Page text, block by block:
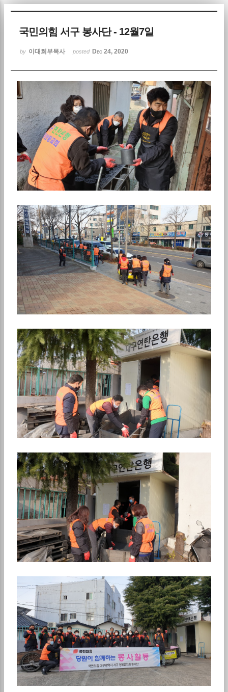
국민의힘 서구 봉사단 - 12월7일
by 이대희부목사 posted Dec 24, 2020
Sketchbook5, 스케치북5
Sketchbook5, 스케치북5